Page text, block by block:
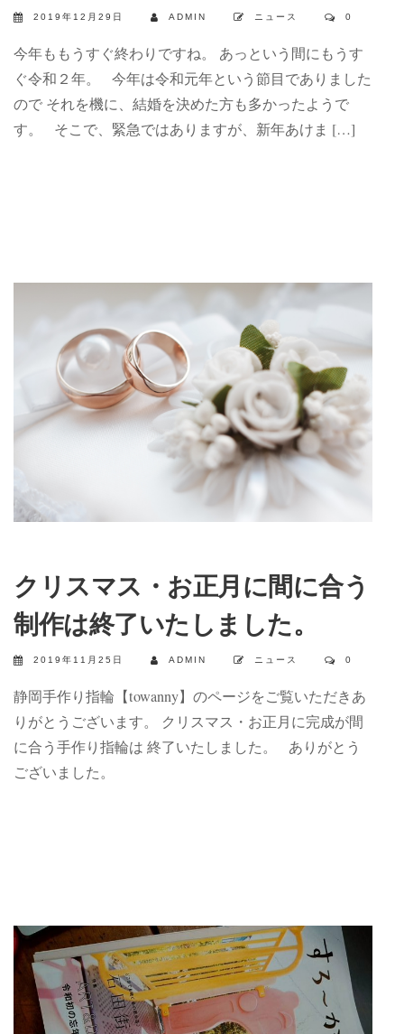
2019年12月29日 ADMIN ニュース 0
今年ももうすぐ終わりですね。 あっという間にもうす
ぐ令和２年。 今年は令和元年という節目でありました
ので それを機に、結婚を決めた方も多かったようで
す。 そこで、緊急ではありますが、新年あけま […]
クリスマス・お正月に間に合う
制作は終了いたしました。
2019年11月25日 ADMIN ニュース 0
静岡手作り指輪【towanny】のページをご覧いただきあ
りがとうございます。 クリスマス・お正月に完成が間
に合う手作り指輪は 終了いたしました。 ありがとう
ございました。